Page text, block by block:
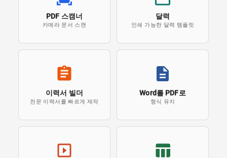
PDF 스캠너
카메라 문서 스캔
달력
인쇄 가능한 달력 템플릿
이력서 빌더
전문 이력서를 빠르게 제작
Word를 PDF로
형식 유지